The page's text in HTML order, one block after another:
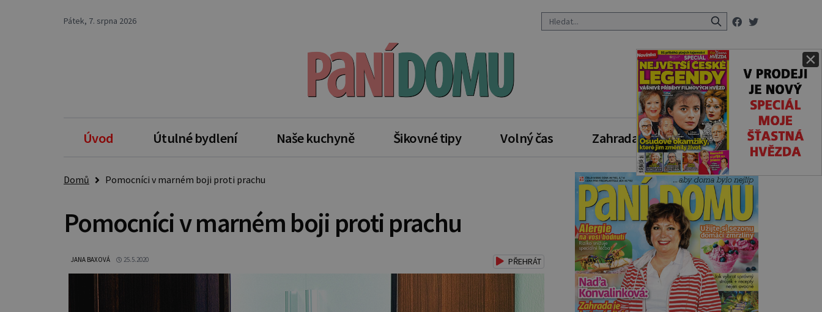
×
Pátek, 7. srpna 2026
Úvod Útulné bydlení Naše kuchyně Šikovné tipy Volný čas Zahrada Zdravý styl
Domů Pomocníci v marném boji proti prachu
Pomocníci v marném boji proti prachu
JANA BAXOVÁ 25.5.2020 PŘEHRÁT